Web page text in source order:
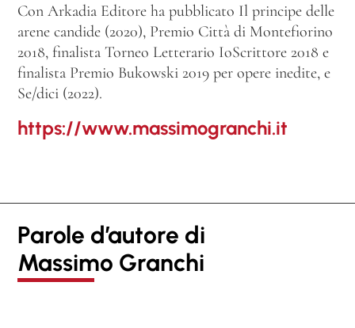
Con Arkadia Editore ha pubblicato Il principe delle
arene candide (2020), Premio Città di Montefiorino
2018, finalista Torneo Letterario IoScrittore 2018 e
finalista Premio Bukowski 2019 per opere inedite, e
Se/dici (2022).
https://www.massimogranchi.it
Parole d’autore di
Massimo Granchi